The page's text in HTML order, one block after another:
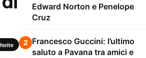
Edward Norton e Penelope
Cruz
2 Francesco Guccini: l’ultimo
saluto a Pavana tra amici e